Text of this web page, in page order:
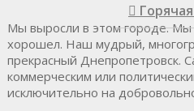
Мы выросли в этом городе. Мы
хорошел. Наш мудрый,
прекрасный Днепропетровск.
коммерческим или
исключительно на